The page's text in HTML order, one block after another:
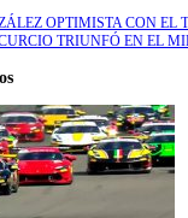
OPTIMISTA CON EL
TRIUNFÓ EN EL